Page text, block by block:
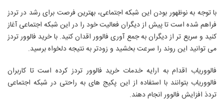
با توجه به نوظهور بودن این شبکه اجتماعی، بهترین فرصت برای رشد در تردز
فراهم شده است تا پیش از دیگران فعالیت خود را در این شبکه اجتماعی آغاز
کنید و سریع تر از دیگران به جمع آوری فالوور اقدان کنید. با خرید فالوور تردز
می توانید این روند را سرعت بخشید و زودتر به نتیجه دلخواه برسید.
فالووریاب اقدام به ارایه خدمات خرید فالوور تردز کرده است تا کاربران
فالووریاب بتوانند با استفاده از این پکیج های به راحتی در شبکه اجتماعی
تردذ افزایش فالوور انجام دهند.